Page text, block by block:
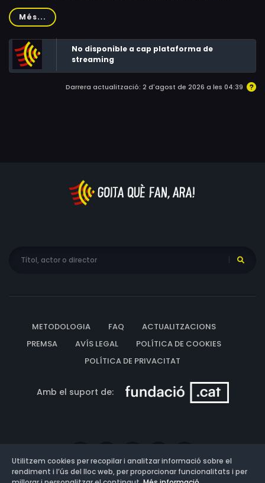
Kestner, Dale Dye, Illana Diamant, Peter Onorati, Marshall
R. Teague, Gregory Vahanian, Cylk Cozart, Charles
Kahlenberg, Robert Lujan, Charles Lanyer, Mary Ellen
Trainor, J.A. Preston, Mickey Yablans
Més...
No disponible a cap plataforma de
streaming
Darrera actualització: 2 d'agost de 2026 a les 04:39
METODOLOGIA FAQ
ACTUALITZACIONS
PREMSA
AVÍS LEGAL
POLÍTICA DE COOKIES
POLÍTICA DE PRIVACITAT
Amb el suport de:
Utilitzem cookies per recopilar i analitzar informació sobre el
rendiment i l’ús del lloc web, per proporcionar funcionalitats i per